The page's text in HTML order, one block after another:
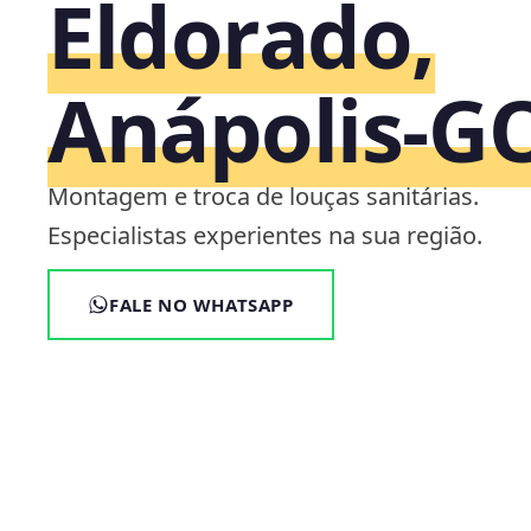
Eldorado,
Montagem e troca de louças sanitárias.
Especialistas experientes na sua região.
FALE NO WHATSAPP